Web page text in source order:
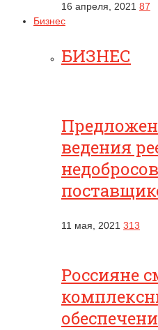
16 апреля, 2021 87
Бизнес
БИЗНЕС
ведения
11 мая, 2021 313
Россияне